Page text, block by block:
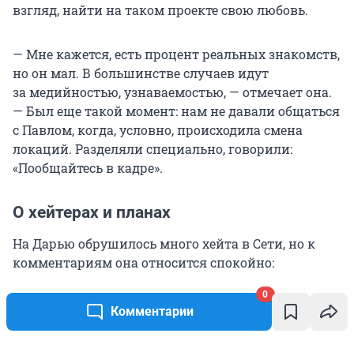
Комментарии
0
взгляд, найти на таком проекте свою любовь.
— Мне кажется, есть процент реальных знакомств,
но он мал. В большинстве случаев идут
за медийностью, узнаваемостью, — отмечает она.
— Был еще такой момент: нам не давали общаться
с Павлом, когда, условно, происходила смена
локаций. Разделяли специально, говорили:
«Пообщайтесь в кадре».
О хейтерах и планах
На Дарью обрушилось много хейта в Сети, но к
комментариям она относится спокойно:
— Когда вышел выпуск со мной, конечно, я
получила много и гневных комментариев под